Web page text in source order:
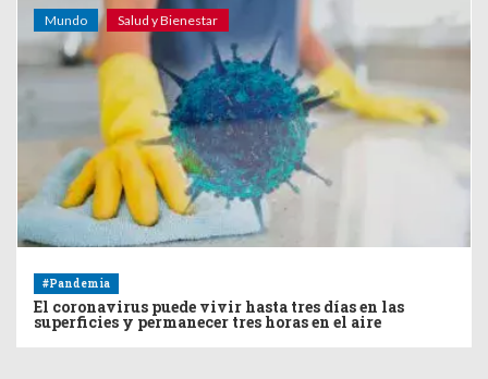
Mundo Salud y Bienestar
#Pandemia
El coronavirus puede vivir hasta tres días en las
superficies y permanecer tres horas en el aire